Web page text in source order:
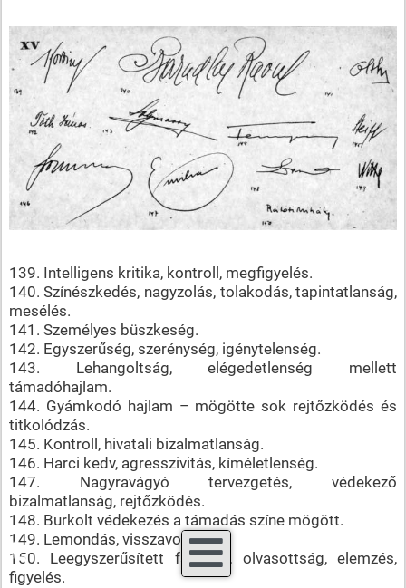
139. Intelligens kritika, kontroll, megfigyelés.
140. Színészkedés, nagyzolás, tolakodás, tapintatlanság,
mesélés.
141. Személyes büszkeség.
142. Egyszerűség, szerénység, igénytelenség.
143. Lehangoltság, elégedetlenség mellett
támadóhajlam.
144. Gyámkodó hajlam – mögötte sok rejtőzködés és
titkolódzás.
145. Kontroll, hivatali bizalmatlanság.
146. Harci kedv, agresszivitás, kíméletlenség.
147. Nagyravágyó tervezgetés, védekező
bizalmatlanság, rejtőzködés.
148. Burkolt védekezés a támadás színe mögött.
149. Lemondás, visszavonulás.
150. Leegyszerűsített fantázia, olvasottság, elemzés,
figyelés.